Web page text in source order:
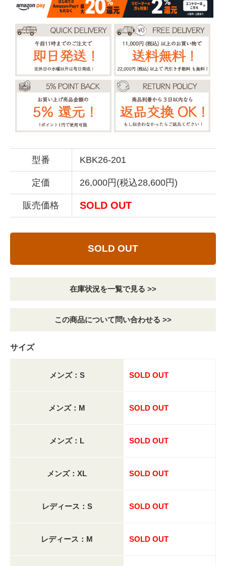
型番 KBK26-201
定価 26,000円(税込28,600円)
販売価格 SOLD OUT
SOLD OUT
在庫状況を一覧で見る >>
この商品について問い合わせる >>
サイズ
メンズ：S SOLD OUT
メンズ：M SOLD OUT
メンズ：L SOLD OUT
メンズ：XL SOLD OUT
レディース：S SOLD OUT
レディース：M SOLD OUT